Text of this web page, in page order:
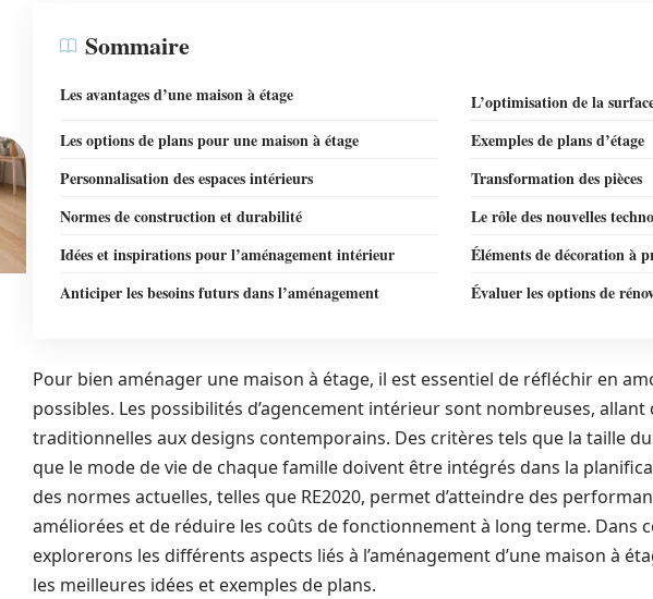
Sommaire
Les avantages d’une maison à étage
L’optimisation de la
Les options de plans pour une maison à étage
Exemples de plans d’étage
Personnalisation des espaces intérieurs
Transformation des pièces
Normes de construction et durabilité
Le rôle des nouvelles
Idées et inspirations pour l’aménagement intérieur
Éléments de décoration à
Anticiper les besoins futurs dans l’aménagement
Évaluer les options de
Pour bien aménager une maison à étage, il est essentiel de réfléchir en
possibles. Les possibilités d’agencement intérieur sont nombreuses,
traditionnelles aux designs contemporains. Des critères tels que la taille
que le mode de vie de chaque famille doivent être intégrés dans la
des normes actuelles, telles que RE2020, permet d’atteindre des
améliorées et de réduire les coûts de fonctionnement à long terme. Dans
explorerons les différents aspects liés à l’aménagement d’une maison à
les meilleures idées et exemples de plans.